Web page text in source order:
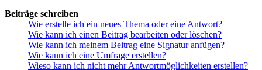
Beiträge schreiben
Wie erstelle ich ein neues Thema oder eine Antwort?
Wie kann ich einen Beitrag bearbeiten oder löschen?
Wie kann ich meinem Beitrag eine Signatur anfügen?
Wie kann ich eine Umfrage erstellen?
Wieso kann ich nicht mehr Antwortmöglichkeiten erstellen?